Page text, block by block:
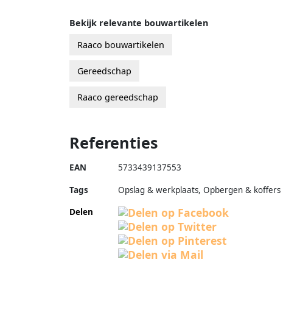
Bekijk relevante bouwartikelen
Raaco bouwartikelen
Gereedschap
Raaco gereedschap
Referenties
EAN 5733439137553
Tags
Opslag & werkplaats, Opbergen & koffers
Delen